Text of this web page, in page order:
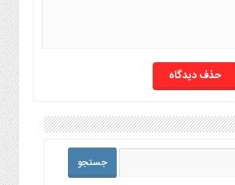
حذف دیدگاه